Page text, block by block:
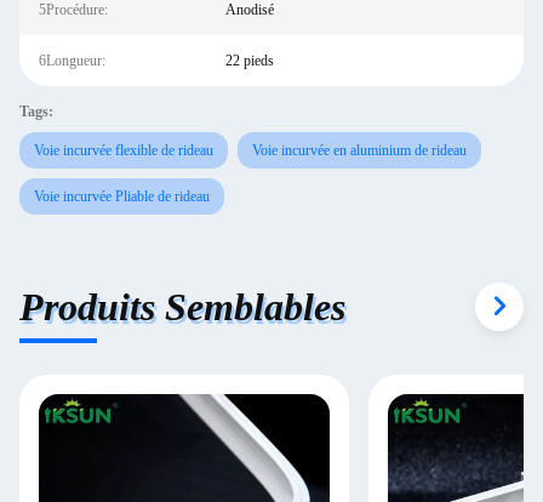
5Procédure: Anodisé
6Longueur: 22 pieds
Tags:
Voie incurvée flexible de rideau Voie incurvée en aluminium de rideau
Voie incurvée Pliable de rideau
Produits Semblables